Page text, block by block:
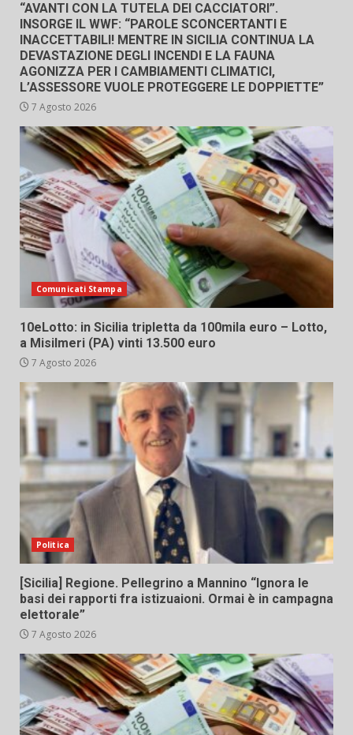
“AVANTI CON LA TUTELA DEI CACCIATORI”.
INSORGE IL WWF: “PAROLE SCONCERTANTI E
INACCETTABILI! MENTRE IN SICILIA CONTINUA LA
DEVASTAZIONE DEGLI INCENDI E LA FAUNA
AGONIZZA PER I CAMBIAMENTI CLIMATICI,
L’ASSESSORE VUOLE PROTEGGERE LE DOPPIETTE”
7 Agosto 2026
Comunicati Stampa
10eLotto: in Sicilia tripletta da 100mila euro – Lotto,
a Misilmeri (PA) vinti 13.500 euro
7 Agosto 2026
Politica
[Sicilia] Regione. Pellegrino a Mannino “Ignora le
basi dei rapporti fra istizuaioni. Ormai è in campagna
elettorale”
7 Agosto 2026